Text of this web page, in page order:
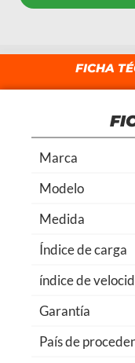
FICHA
Marca
Modelo
Medida
Índice de carga
índice de
Garantía
País de